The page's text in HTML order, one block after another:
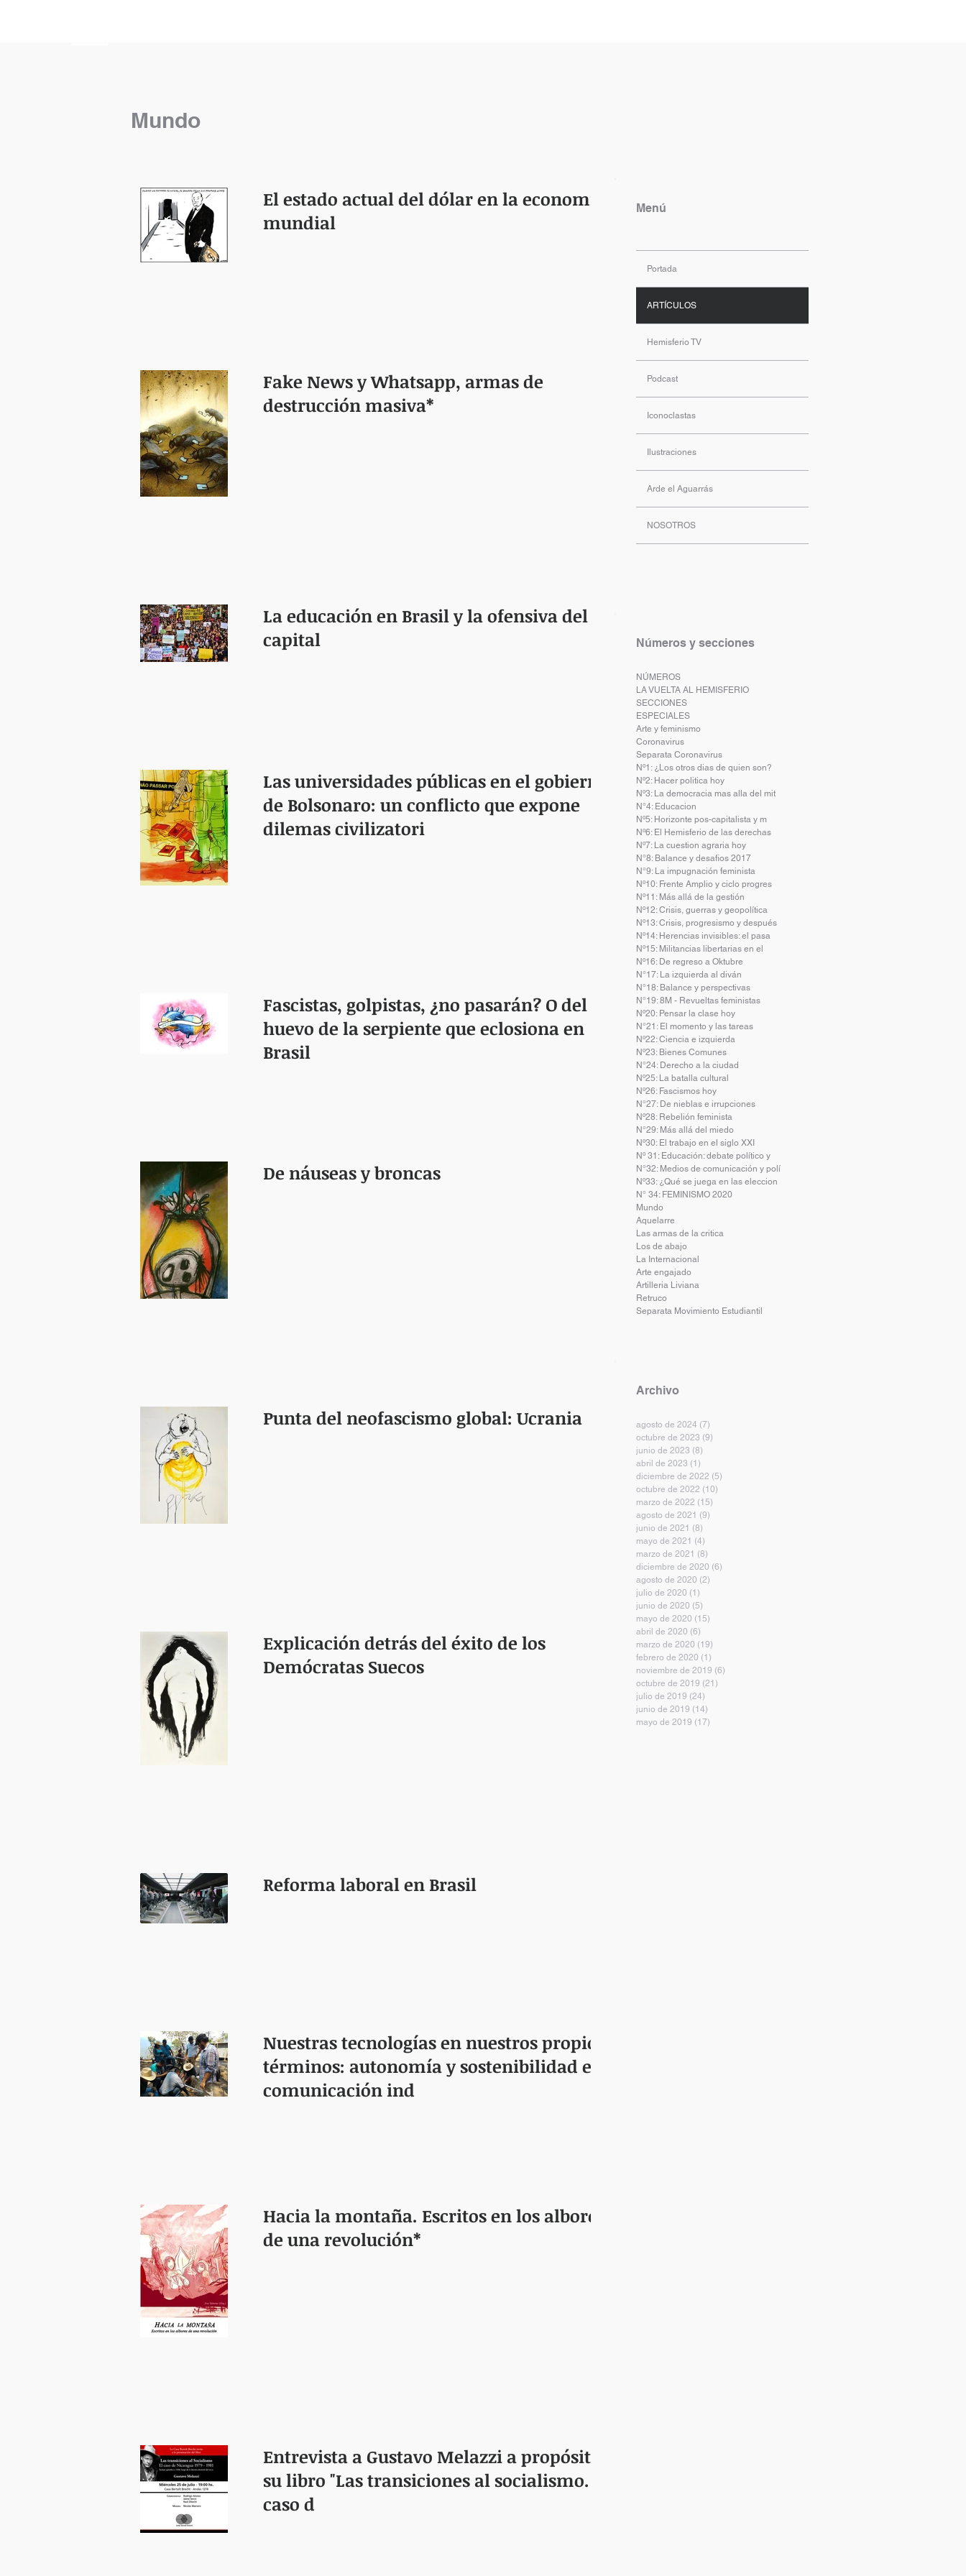
Mundo
El estado actual del dólar en la economía
mundial
Fake News y Whatsapp, armas de
destrucción masiva*
La educación en Brasil y la ofensiva del
capital
Las universidades públicas en el gobierno
de Bolsonaro: un conflicto que expone
dilemas civilizatori
Fascistas, golpistas, ¿no pasarán? O del
huevo de la serpiente que eclosiona en
Brasil
De náuseas y broncas
Punta del neofascismo global: Ucrania
Explicación detrás del éxito de los
Demócratas Suecos
Reforma laboral en Brasil
Nuestras tecnologías en nuestros propios
términos: autonomía y sostenibilidad en la
comunicación ind
Hacia la montaña. Escritos en los albores
de una revolución*
Entrevista a Gustavo Melazzi a propósito de
su libro "Las transiciones al socialismo. El
caso d
Menú
Portada
ARTÍCULOS
Hemisferio TV
Podcast
Iconoclastas
Ilustraciones
Arde el Aguarrás
NOSOTROS
Números y secciones
NÚMEROS
LA VUELTA AL HEMISFERIO
SECCIONES
ESPECIALES
Arte y feminismo
Coronavirus
Separata Coronavirus
Nº1: ¿Los otros dias de quien son?
Nº2: Hacer politica hoy
Nº3: La democracia mas alla del mit
N°4: Educacion
Nº5: Horizonte pos-capitalista y m
Nº6: El Hemisferio de las derechas
Nº7: La cuestion agraria hoy
N°8: Balance y desafios 2017
N°9: La impugnación feminista
Nº10: Frente Amplio y ciclo progres
Nº11: Más allá de la gestión
Nº12: Crisis, guerras y geopolítica
Nº13: Crisis, progresismo y después
Nº14: Herencias invisibles: el pasa
Nº15: Militancias libertarias en el
Nº16: De regreso a Oktubre
N°17: La izquierda al diván
N°18: Balance y perspectivas
N°19: 8M - Revueltas feministas
Nº20: Pensar la clase hoy
N°21: El momento y las tareas
Nº22: Ciencia e izquierda
Nº23: Bienes Comunes
N°24: Derecho a la ciudad
Nº25: La batalla cultural
Nº26: Fascismos hoy
N°27: De nieblas e irrupciones
Nº28: Rebelión feminista
N°29: Más allá del miedo
Nº30: El trabajo en el siglo XXI
Nº 31: Educación: debate político y
N°32: Medios de comunicación y polí
Nº33: ¿Qué se juega en las eleccion
N° 34: FEMINISMO 2020
Mundo
Aquelarre
Las armas de la critica
Los de abajo
La Internacional
Arte engajado
Artilleria Liviana
Retruco
Separata Movimiento Estudiantil
Archivo
agosto de 2024 (7)
octubre de 2023 (9)
junio de 2023 (8)
abril de 2023 (1)
diciembre de 2022 (5)
octubre de 2022 (10)
marzo de 2022 (15)
agosto de 2021 (9)
junio de 2021 (8)
mayo de 2021 (4)
marzo de 2021 (8)
diciembre de 2020 (6)
agosto de 2020 (2)
julio de 2020 (1)
junio de 2020 (5)
mayo de 2020 (15)
abril de 2020 (6)
marzo de 2020 (19)
febrero de 2020 (1)
noviembre de 2019 (6)
octubre de 2019 (21)
julio de 2019 (24)
junio de 2019 (14)
mayo de 2019 (17)